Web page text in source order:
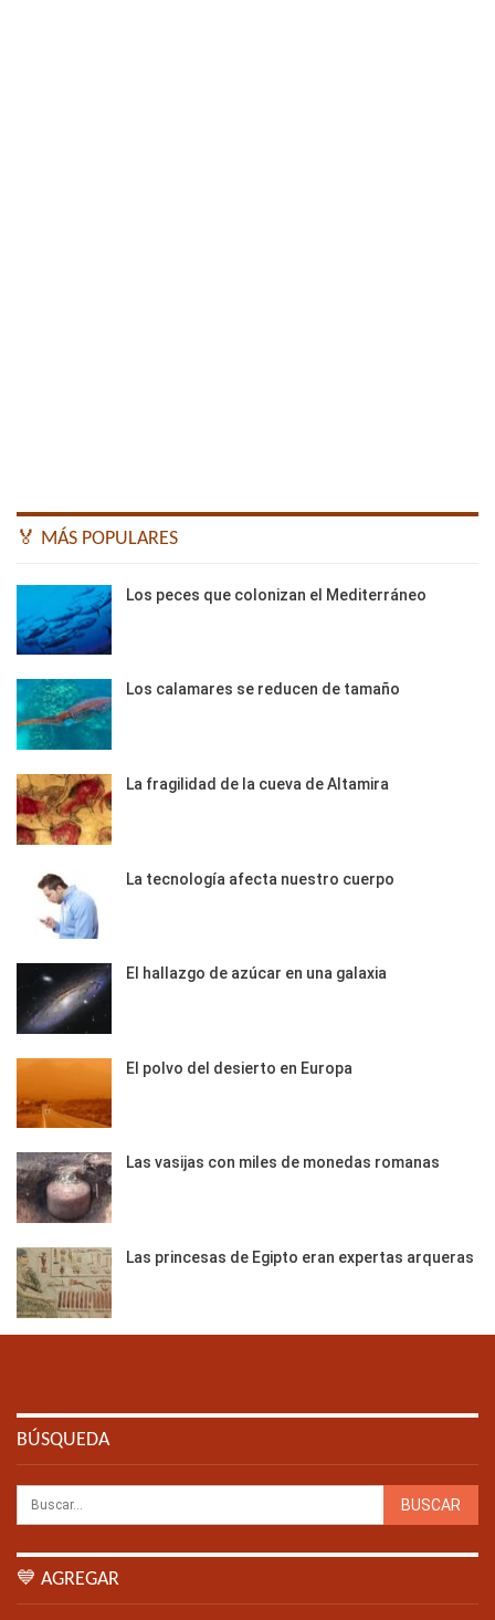
🏅 MÁS POPULARES
Los peces que colonizan el Mediterráneo
Los calamares se reducen de tamaño
La fragilidad de la cueva de Altamira
La tecnología afecta nuestro cuerpo
El hallazgo de azúcar en una galaxia
El polvo del desierto en Europa
Las vasijas con miles de monedas romanas
Las princesas de Egipto eran expertas arqueras
BÚSQUEDA
💙 AGREGAR